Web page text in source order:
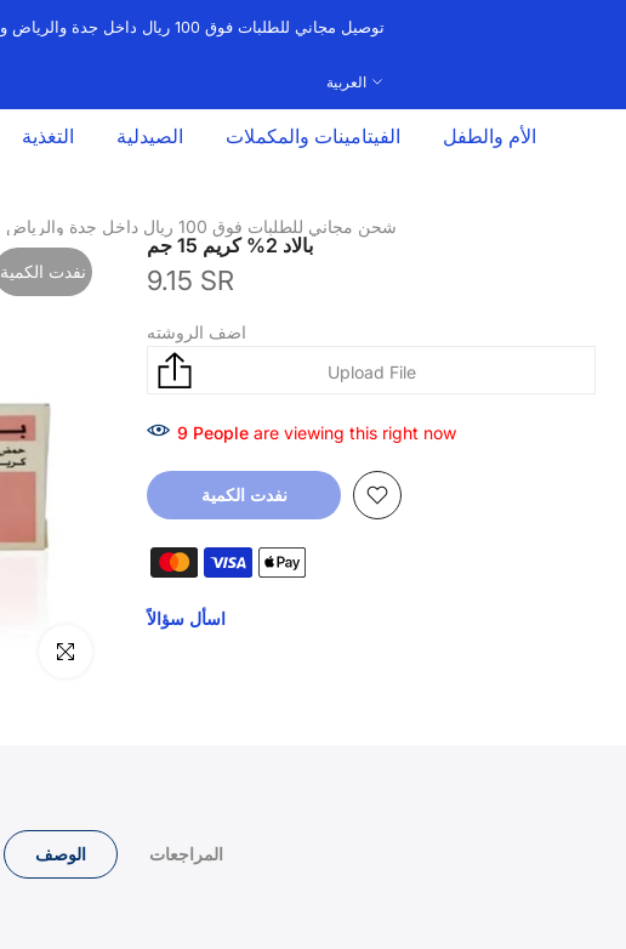
توصيل مجاني للطلبات فوق 100 ريال داخل جدة والرياض وخميس مشيط وابها
العربية
التغذية الصيدلية الفيتامينات والمكملات
الأم والطفل
شحن مجاني للطلبات فوق 100 ريال داخل جدة والرياض وخميس مشيط وابها
نفدت الكمية
انقر للتكبير
بالاد 2% كريم 15 جم
9.15 SR
اضف الروشته
19 Peopleare viewing this right now
نفدت الكمية
اسأل سؤالاً
الوصف المراجعات